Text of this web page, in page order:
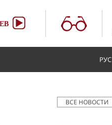
РУС
ВСЕ НОВОСТИ